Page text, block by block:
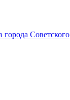
города Советского